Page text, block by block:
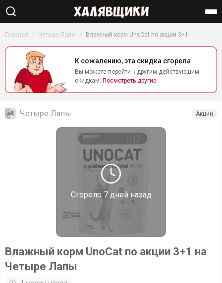
Главная Четыре Лапы Влажный корм UnoCat по акции 3+1
К сожалению, эта скидка сгорела
Вы можете перейти к другим действующим
скидкам. Посмотреть другие
Сгорело 7 дней назад
Четыре Лапы Акции
Влажный корм UnoCat по акции 3+1 на
Четыре Лапы